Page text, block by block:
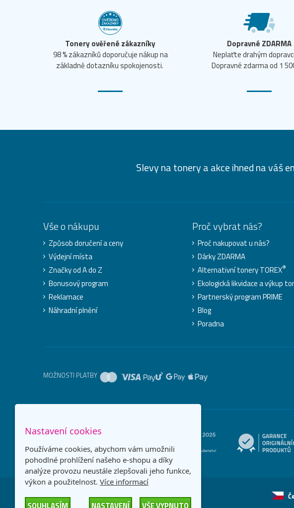
Tonery ověřené zákazníky
98 % zákazníků doporučuje nákup na
základně dotazníku spokojenosti.
Dopravné ZDARMA
Neplaťte drahým
Dopravné zdarma od 1
Slevy na tonery a akce ihned na váš
Vše o nákupu
Způsob doručení a ceny
Výdejní místa
Značky od A do Z
Bonusový program
Reklamace
Náhradní plnění
Proč vybrat nás?
Proč nakupovat u nás?
Dárky ZDARMA
Alternativní tonery TOREX®
Ekologická likvidace a výkup
Partnerský program PRIME
Blog
Poradna
MOŽNOSTI PLATBY
Nastavení cookies
Používáme cookies, abychom vám umožnili
pohodlné prohlížení našeho e-shopu a díky
analýze provozu neustále zlepšovali jeho funkce,
výkon a použitelnost. Více informací